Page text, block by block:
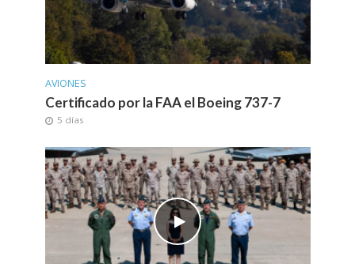
AVIONES
Certificado por la FAA el Boeing 737-7
5 días